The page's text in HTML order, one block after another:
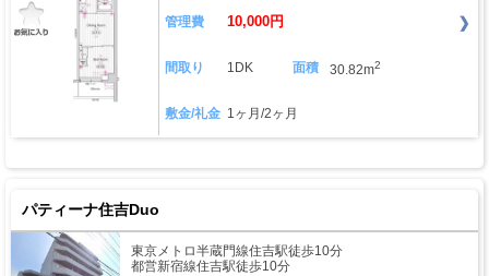
管理費 10,000円
間取り 1DK 面積 30.82m2
敷金/礼金 1ヶ月/2ヶ月
パティーナ住吉Duo
東京メトロ半蔵門線住吉駅徒歩10分
都営新宿線住吉駅徒歩10分